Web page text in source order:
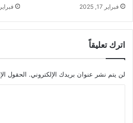
فبراير 17, 2025 فبراير 11, 2025
اترك تعليقاً
لن يتم نشر عنوان بريدك الإلكتروني. الحقول